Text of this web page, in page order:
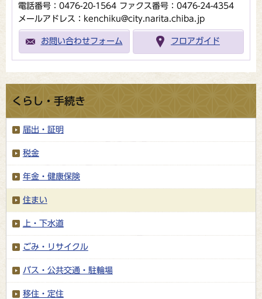
電話番号：0476-20-1564 ファクス番号：0476-24-4354
メールアドレス：kenchiku@city.narita.chiba.jp
お問い合わせフォーム フロアガイド
くらし・手続き
届出・証明
税金
年金・健康保険
住まい
上・下水道
ごみ・リサイクル
バス・公共交通・駐輪場
移住・定住